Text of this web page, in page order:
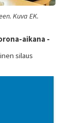
Kuva EK.
aikana -
silaus